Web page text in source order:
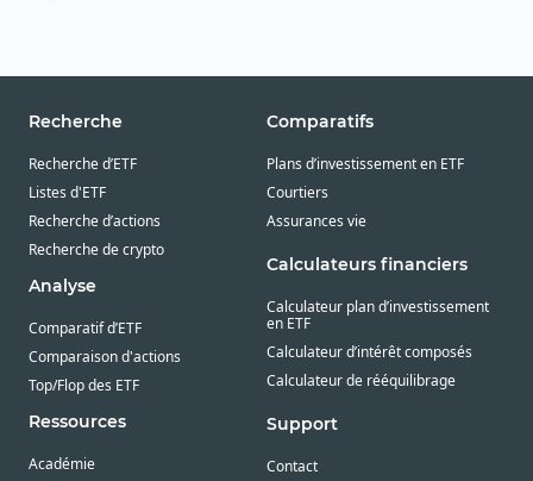
Recherche
Recherche d’ETF
Listes d'ETF
Recherche d’actions
Recherche de crypto
Analyse
Comparatif d’ETF
Comparaison d'actions
Top/Flop des ETF
Ressources
Académie
Comparatifs
Plans d’investissement en ETF
Courtiers
Assurances vie
Calculateurs financiers
Calculateur plan d’investissement
en ETF
Calculateur d’intérêt composés
Calculateur de rééquilibrage
Support
Contact